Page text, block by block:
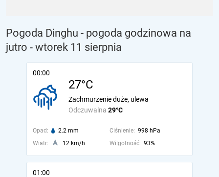
Pogoda Dinghu - pogoda godzinowa na
jutro - wtorek 11 sierpnia
00:00
27°C
Odczuwalna 29°C
Zachmurzenie duże, ulewa
Opad: 2.2 mm Ciśnienie: 998 hPa
Wiatr:
12 km/h Wilgotność: 93%
01:00